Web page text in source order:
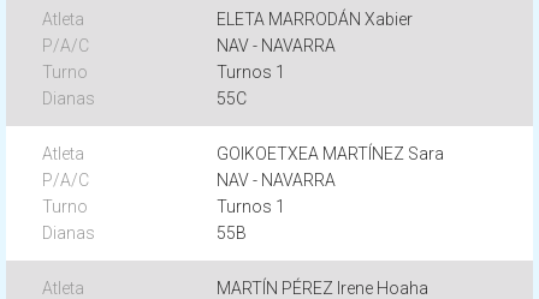
ELETA MARRODÁN Xabier
NAV - NAVARRA
Turnos 1
55C
GOIKOETXEA MARTÍNEZ Sara
NAV - NAVARRA
Turnos 1
55B
MARTÍN PÉREZ Irene Hoaha